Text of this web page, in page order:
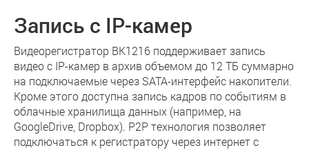
Запись с IP-камер
Видеорегистратор BK1216 поддерживает запись
видео с IP-камер в архив объемом до 12 ТБ суммарно
на подключаемые через SATA-интерфейс накопители.
Кроме этого доступна запись кадров по событиям в
облачные хранилища данных (например, на
GoogleDrive, Dropbox). P2P технология позволяет
подключаться к регистратору через интернет с